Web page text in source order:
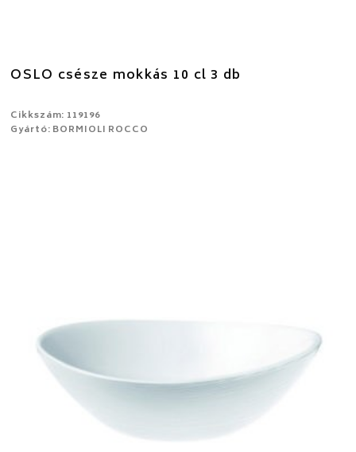
OSLO csésze mokkás 10 cl 3 db
Cikkszám: 119196
Gyártó: BORMIOLI ROCCO